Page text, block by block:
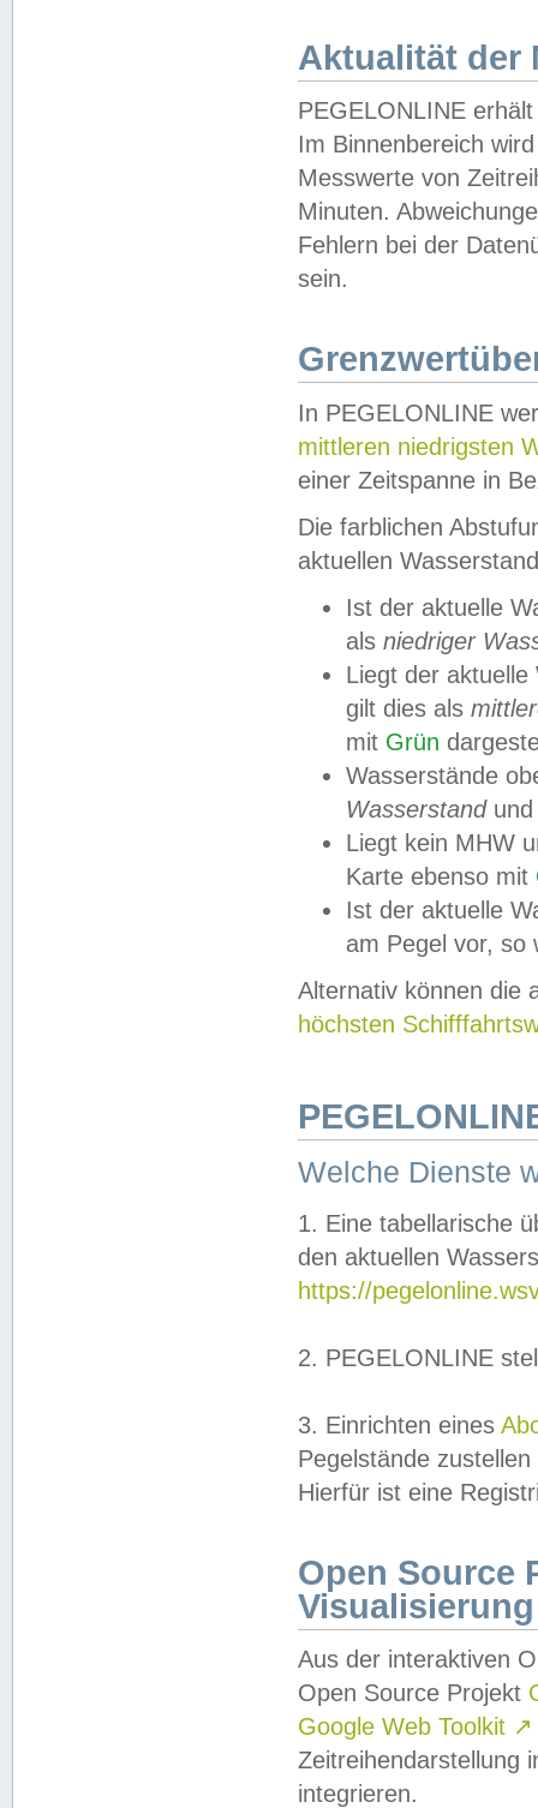
Aktualität der
PEGELONLINE
Im Binnenbereich
Messwerte von
Minuten.
Fehlern bei der
sein.
In PEGELONLINE
mittleren niedrigsten
einer Zeitspanne in
Die farblichen
aktuellen
Ist der aktuelle
als niedriger
Liegt der
gilt dies als
mit Grün
Wasserstände
Wasserstandund
Liegt kein MHW
Karte ebenso mit
Ist der aktuelle
am Pegel vor,
Alternativ können die
höchsten
Welche Dienste
1. Eine tabellarische
den aktuellen
https://
2. PEGELONLINE
3. Einrichten eines
Pegelstände
Hierfür ist eine
Open Source
Visualisierung
Aus der interaktiven
Open Source Projekt
Google Web Toolkit ↗
Zeitreihendarstellung
integrieren.